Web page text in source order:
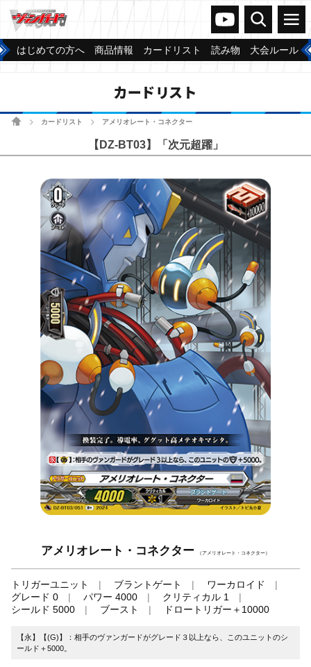
ヴァンガードch
検索 メニュー
はじめての方へ 商品情報 カードリスト 読み物 大会ルール
カードリスト
ホームカードリスト アメリオレート・コネクター
【DZ-BT03】「次元超躍」
アメリオレート・コネクター （アメリオレート・コネクター）
トリガーユニット ブラントゲート
ワーカロイド
グレード 0
パワー 4000
クリティカル 1
シールド 5000
ブースト ドロートリガー＋10000
【永】【(G)】：相手のヴァンガードがグレード３以上なら、このユニットのシ
ールド＋5000。